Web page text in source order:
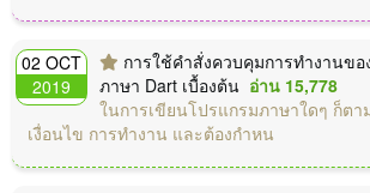
02 OCT
2019
การใช้คำสั่งควบคุมการทำงานข
ภาษา Dart เบื้องต้น อ่าน 15,778
ในการเขียนโปรแกรมภาษาใดๆ ก็ตา
เงื่อนไข การทำงาน และต้องกำหน